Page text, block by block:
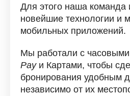
Для этого наша команда
новейшие технологии и
мобильных приложений.
Мы работали с
Payи Картами, чтобы
бронирования удобным
независимо от их